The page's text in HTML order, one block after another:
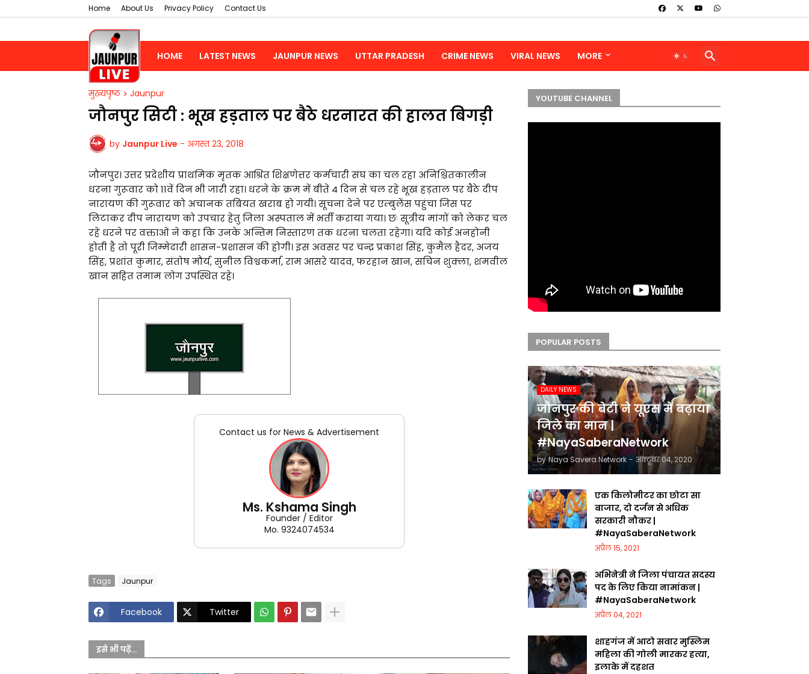
Home About Us Privacy Policy Contact Us
HOME LATEST NEWS JAUNPUR NEWS UTTAR PRADESH CRIME NEWS VIRAL NEWS MORE
मुख्यपृष्ठ Jaunpur
जौनपुर सिटी : भूख हड़ताल पर बैठे धरनारत की हालत बिगड़ी
by Jaunpur Live - अगस्त 23, 2018
जौनपुर। उत्तर प्रदेशीय प्राथमिक मृतक आश्रित शिक्षणेत्तर कर्मचारी संघ का चल रहा अनिश्चितकालीन
धरना गुरूवार को 11वें दिन भी जारी रहा। धरने के क्रम में बीते 4 दिन से चल रहे भूख हड़ताल पर बैठे दीप
नारायण की गुरूवार को अचानक तबियत खराब हो गयी। सूचना देने पर एम्बुलेंस पहुंचा जिस पर
लिटाकर दीप नारायण को उपचार हेतु जिला अस्पताल में भर्ती कराया गया। छः सूत्रीय मांगों को लेकर चल
रहे धरने पर वक्ताओं ने कहा कि उनके अन्तिम निस्तारण तक धरना चलता रहेगा। यदि कोई अनहोनी
होती है तो पूरी जिम्मेदारी शासन-प्रशासन की होगी। इस अवसर पर चन्द्र प्रकाश सिंह, कुमैल हैदर, अजय
सिंह, प्रशांत कुमार, संतोष मौर्य, सुनील विश्वकर्मा, राम आसरे यादव, फरहान खान, सचिन शुक्ला, शमवील
खान सहित तमाम लोग उपस्थित रहे।
Contact us for News & Advertisement
Ms. Kshama Singh
Founder / Editor
Mo. 9324074534
Tags Jaunpur
Facebook Twitter
इसे भी पढ़ें...
YOUTUBE CHANNEL
POPULAR POSTS
DAILY NEWS
जौनपुर की बेटी ने यूएस में बढ़ाया
जिले का मान |
#NayaSaberaNetwork
by Naya Savera Network - अक्टूबर 04, 2020
एक किलोमीटर का छोटा सा
बाजार, दो दर्जन से अधिक
सरकारी नौकर |
#NayaSaberaNetwork
अप्रैल 15, 2021
अभिनेत्री ने जिला पंचायत सदस्य
पद के लिए किया नामांकन |
#NayaSaberaNetwork
अप्रैल 04, 2021
शाहगंज में आटो सवार मुस्लिम
महिला की गोली मारकर हत्या,
इलाके में दहशत